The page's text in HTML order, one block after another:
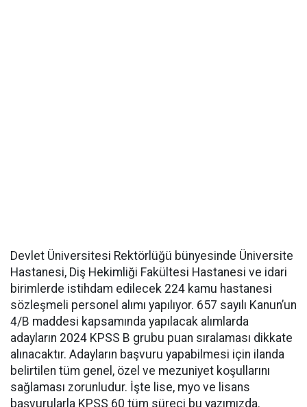
Devlet Üniversitesi Rektörlüğü bünyesinde Üniversite
Hastanesi, Diş Hekimliği Fakültesi Hastanesi ve idari
birimlerde istihdam edilecek 224 kamu hastanesi
sözleşmeli personel alımı yapılıyor. 657 sayılı Kanun’un
4/B maddesi kapsamında yapılacak alımlarda
adayların 2024 KPSS B grubu puan sıralaması dikkate
alınacaktır. Adayların başvuru yapabilmesi için ilanda
belirtilen tüm genel, özel ve mezuniyet koşullarını
sağlaması zorunludur. İşte lise, myo ve lisans
başvurularla KPSS 60 tüm süreci bu yazımızda.